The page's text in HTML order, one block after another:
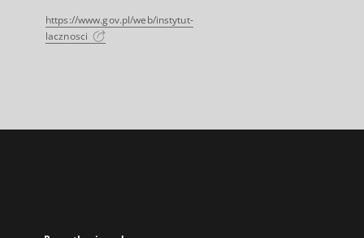
https://www.gov.pl/web/instytut-
lacznosci